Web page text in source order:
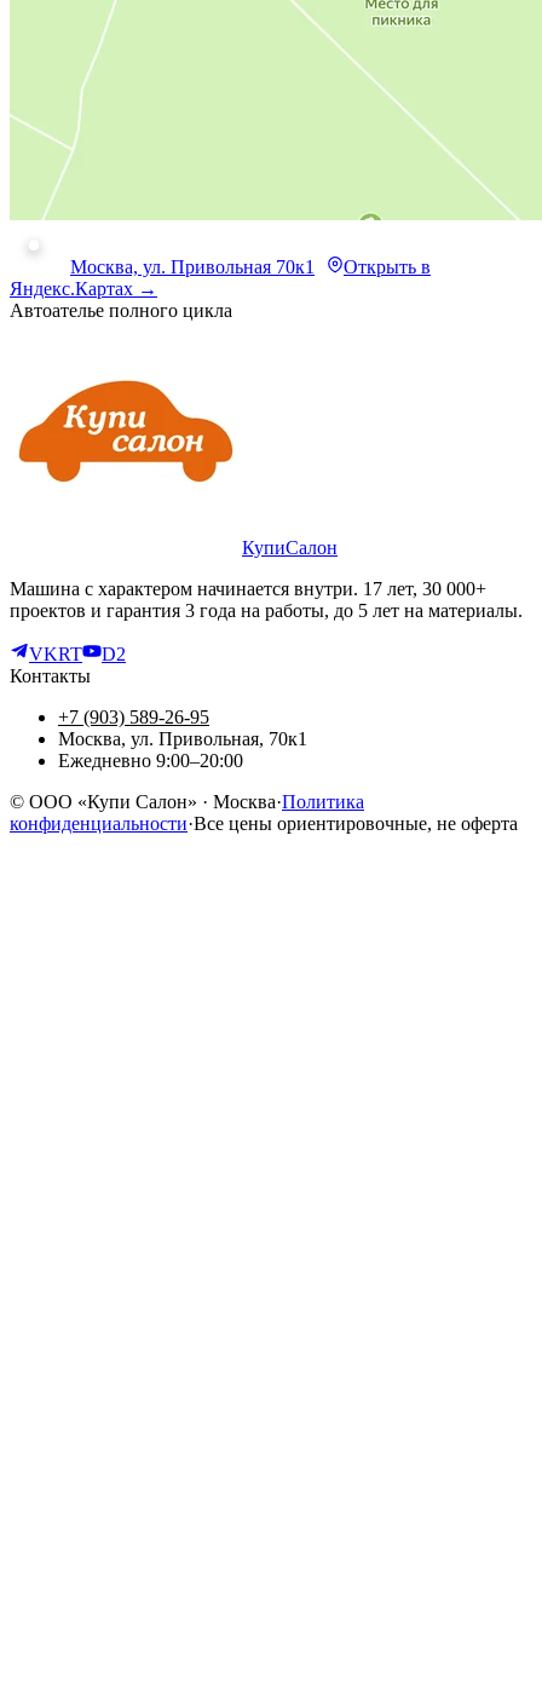
Москва, ул. Привольная 70к1
Открыть в
Яндекс.Картах →
Автоателье полного цикла
КупиСалон
Машина с характером начинается внутри. 17 лет, 30 000+
проектов и гарантия 3 года на работы, до 5 лет на материалы.
VKRT
D2
Контакты
+7 (903) 589-26-95
Москва, ул. Привольная, 70к1
Ежедневно 9:00–20:00
© ООО «Купи Салон» · Москва·Политика
конфиденциальности·Все цены ориентировочные, не оферта